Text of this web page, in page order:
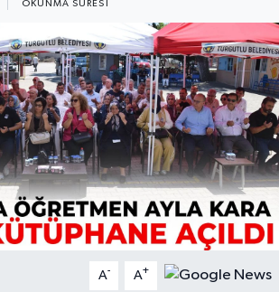
OKUNMA SÜRESI
A- A+